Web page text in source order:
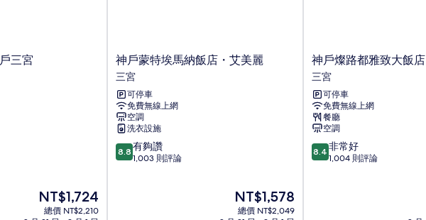
有
(Hollywood
Style)
三宮
現
在
NT$1,724
總價 NT$2,210
神
戶
蒙
特
埃
馬
納
飯
店・
神戶蒙特埃馬納飯店・艾美麗
三宮
可停車
免費無線上網
空調
洗衣設施
8.8
分，
8.8 有夠讚
1,003 則評論
現
在
NT$1,578
總價 NT$2,049
神
戶
燦
路
都
雅
致
大
飯
神戶燦路都雅致大飯店
三宮
可停車
免費無線上網
餐廳
空調
8.4
分，
8.4 非常好
1,004 則評論